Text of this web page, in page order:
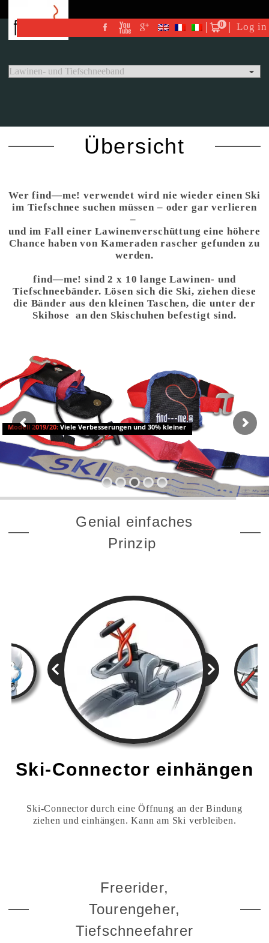
0 Log in
Übersicht
Wer find—me! verwendet wird nie wieder einen Ski
im Tiefschnee suchen müssen – oder gar verlieren
–
und im Fall einer Lawinenverschüttung eine höhere
Chance haben von Kameraden rascher gefunden zu
werden.
find—me! sind 2 x 10 lange Lawinen- und
Tiefschneebänder. Lösen sich die Ski, ziehen diese
die Bänder aus den kleinen Taschen, die unter der
Skihose an den Skischuhen befestigt sind.
Modell 2019/20: Viele Verbesserungen und 30% kleiner
Genial einfaches
Prinzip
Ski-Connector einhängen
Ski-Connector durch eine Öffnung an der Bindung
ziehen und einhängen. Kann am Ski verbleiben.
Freerider,
Tourengeher,
Tiefschneefahrer